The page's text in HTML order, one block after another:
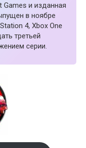
Games и изданная
в ноябре
4, Xbox One
третьей
серии.